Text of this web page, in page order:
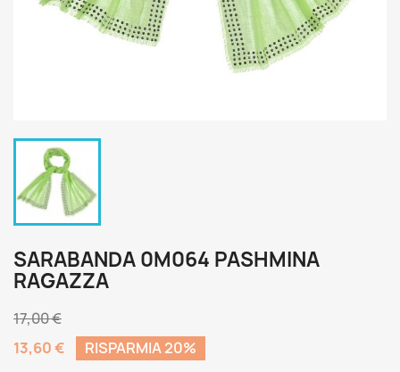
SARABANDA 0M064 PASHMINA
RAGAZZA
17,00 €
13,60 €
RISPARMIA 20%